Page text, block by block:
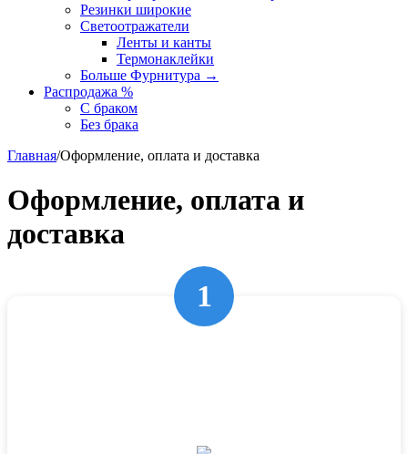
Резинки широкие
Светоотражатели
Ленты и канты
Термонаклейки
Больше Фурнитура →
Распродажа %
С браком
Без брака
Главная/Оформление, оплата и доставка
Оформление, оплата и
доставка
1